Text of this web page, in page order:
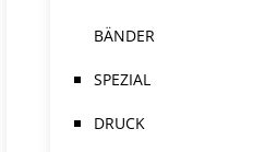
BÄNDER
SPEZIAL
DRUCK